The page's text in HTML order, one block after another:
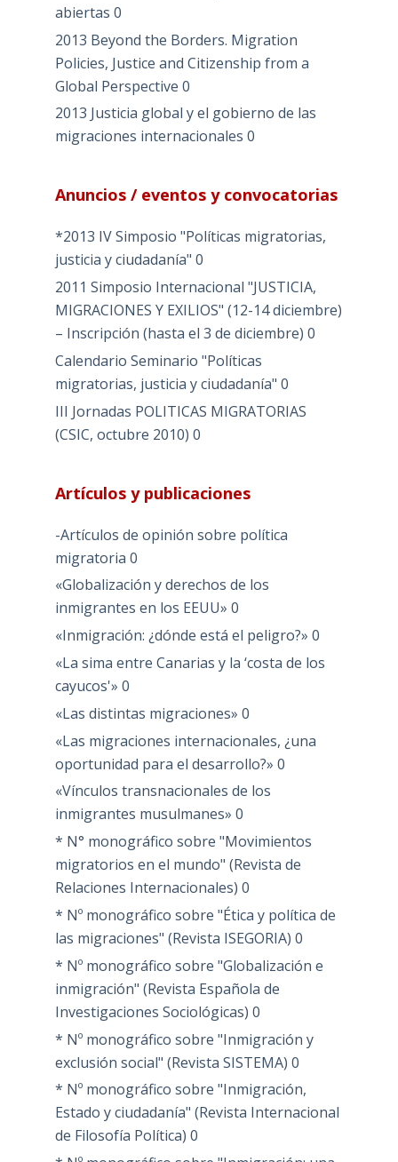
abiertas 0
2013 Beyond the Borders. Migration
Policies, Justice and Citizenship from a
Global Perspective 0
2013 Justicia global y el gobierno de las
migraciones internacionales 0
Anuncios / eventos y convocatorias
*2013 IV Simposio "Políticas migratorias,
justicia y ciudadanía" 0
2011 Simposio Internacional "JUSTICIA,
MIGRACIONES Y EXILIOS" (12-14 diciembre)
– Inscripción (hasta el 3 de diciembre) 0
Calendario Seminario "Políticas
migratorias, justicia y ciudadanía" 0
III Jornadas POLITICAS MIGRATORIAS
(CSIC, octubre 2010) 0
Artículos y publicaciones
-Artículos de opinión sobre política
migratoria 0
«Globalización y derechos de los
inmigrantes en los EEUU» 0
«Inmigración: ¿dónde está el peligro?» 0
«La sima entre Canarias y la ‘costa de los
cayucos'» 0
«Las distintas migraciones» 0
«Las migraciones internacionales, ¿una
oportunidad para el desarrollo?» 0
«Vínculos transnacionales de los
inmigrantes musulmanes» 0
* N° monográfico sobre "Movimientos
migratorios en el mundo" (Revista de
Relaciones Internacionales) 0
* Nº monográfico sobre "Ética y política de
las migraciones" (Revista ISEGORIA) 0
* Nº monográfico sobre "Globalización e
inmigración" (Revista Española de
Investigaciones Sociológicas) 0
* Nº monográfico sobre "Inmigración y
exclusión social" (Revista SISTEMA) 0
* Nº monográfico sobre "Inmigración,
Estado y ciudadanía" (Revista Internacional
de Filosofía Política) 0